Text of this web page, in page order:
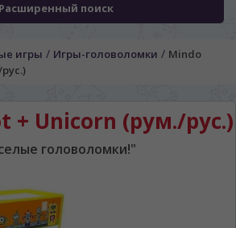
Расширенный поиск
игры / Игры-головоломки / Mindo
+ Unicorn (рум./рус.)
головоломки!"